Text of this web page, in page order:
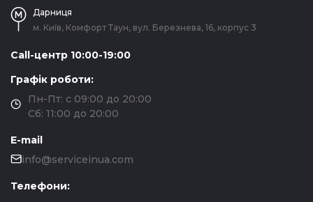
Дарниця
м. Київ, Комфорт Таун, вул. Березнева, 16, корпус 3
Call-центр 10:00-19:00
Графік роботи:
Пн-Пт: с 09:00 до 20:00
Сб: 11:00 до 20:00
E-mail
info@serviceinua.com
Телефони: